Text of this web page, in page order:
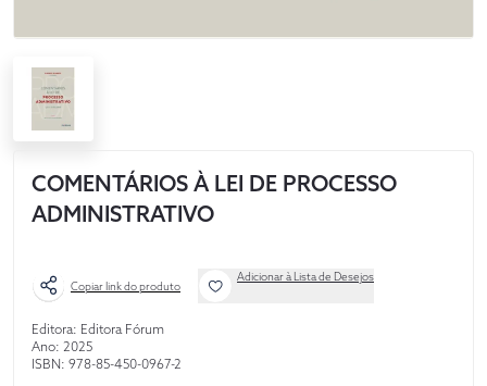
COMENTÁRIOS À LEI DE PROCESSO
ADMINISTRATIVO
Copiar link do produto
Adicionar à Lista de Desejos
Editora: Editora Fórum
Ano: 2025
ISBN: 978-85-450-0967-2